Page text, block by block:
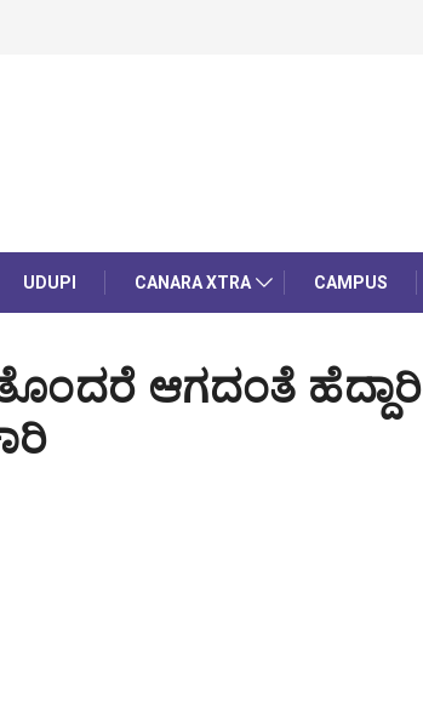
UDUPI CANARA XTRA CAMPUS
ಆಗದಂತೆ ಹೆದ್ದಾರಿ